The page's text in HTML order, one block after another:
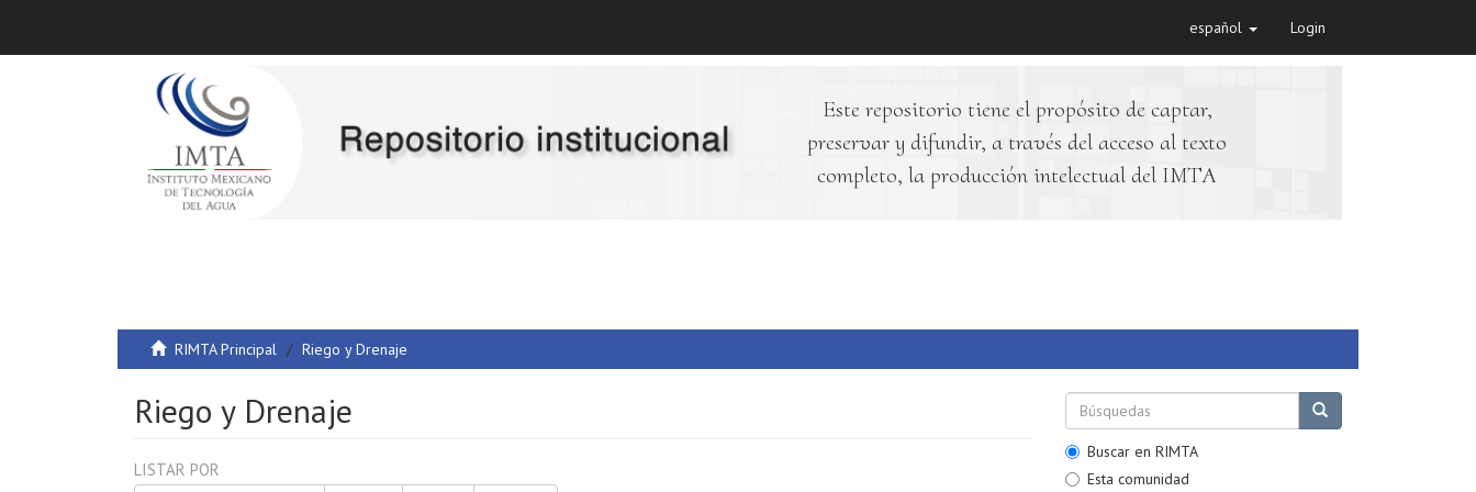
español Login
Este repositorio tiene el propósito de captar,
preservar y difundir, a través del acceso al texto
completo, la producción intelectual del IMTA
RIMTA Principal Riego y Drenaje
Riego y Drenaje
LISTAR POR
Buscar en RIMTA
Esta comunidad